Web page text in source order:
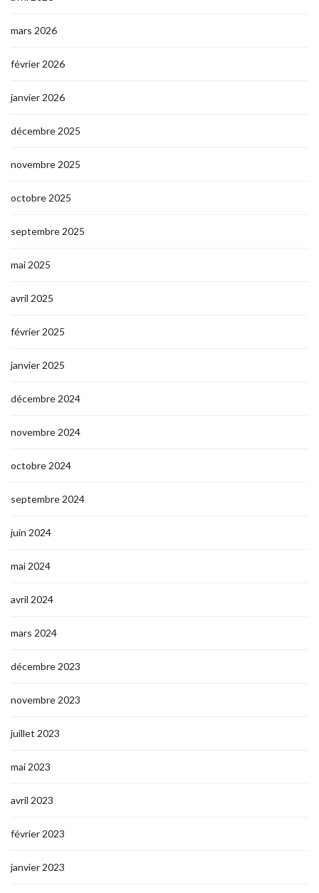
mars 2026
février 2026
janvier 2026
décembre 2025
novembre 2025
octobre 2025
septembre 2025
mai 2025
avril 2025
février 2025
janvier 2025
décembre 2024
novembre 2024
octobre 2024
septembre 2024
juin 2024
mai 2024
avril 2024
mars 2024
décembre 2023
novembre 2023
juillet 2023
mai 2023
avril 2023
février 2023
janvier 2023